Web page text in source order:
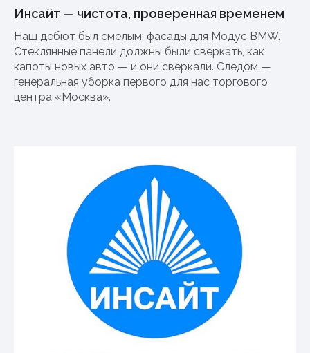
Инсайт — чистота, проверенная временем
Наш дебют был смелым: фасады для Модус BMW.
Стеклянные панели должны были сверкать, как
капоты новых авто — и они сверкали. Следом —
генеральная уборка первого для нас торгового
центра «Москва».